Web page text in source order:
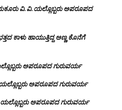
ವಿ.ವಿ.ಯಲ್ಲೊಬ್ಬರು ಅಪರೂಪದ
ಕಾಳು ಹಾಯುತ್ತಿದ್ದ ಅಣ್ಣ ಕೊನೆಗೆ
ಅಪರೂಪದ ಗುರುವರ್ಯ
ಅಪರೂಪದ ಗುರುವರ್ಯ
ಅಪರೂಪದ ಗುರುವರ್ಯ